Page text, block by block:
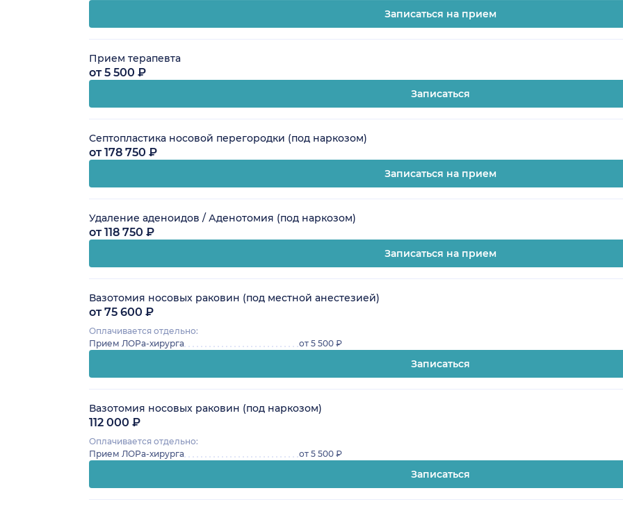
Записаться на прием
Прием терапевта
от 5 500 ₽
Записаться
Септопластика носовой перегородки (под наркозом)
от 178 750 ₽
Записаться на прием
Удаление аденоидов / Аденотомия (под наркозом)
от 118 750 ₽
Записаться на прием
Вазотомия носовых раковин (под местной анестезией)
от 75 600 ₽
Оплачивается отдельно:
Прием ЛОРа-хирурга
от 5 500 ₽
Записаться
Вазотомия носовых раковин (под наркозом)
112 000 ₽
Оплачивается отдельно:
Прием ЛОРа-хирурга
от 5 500 ₽
Записаться